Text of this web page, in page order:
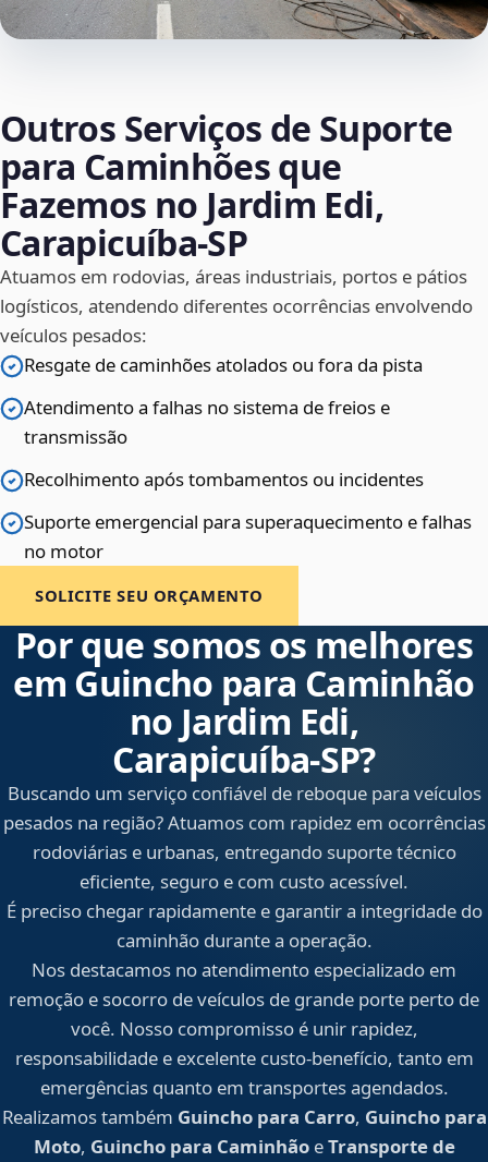
Outros Serviços de Suporte
para Caminhões que
Fazemos no Jardim Edi,
Carapicuíba‑SP
Atuamos em rodovias, áreas industriais, portos e pátios
logísticos, atendendo diferentes ocorrências envolvendo
veículos pesados:
Resgate de caminhões atolados ou fora da pista
Atendimento a falhas no sistema de freios e
transmissão
Recolhimento após tombamentos ou incidentes
Suporte emergencial para superaquecimento e falhas
no motor
SOLICITE SEU ORÇAMENTO
Por que somos os melhores
em Guincho para Caminhão
no Jardim Edi,
Carapicuíba‑SP?
Buscando um serviço confiável de reboque para veículos
pesados na região? Atuamos com rapidez em ocorrências
rodoviárias e urbanas, entregando suporte técnico
eficiente, seguro e com custo acessível.
É preciso chegar rapidamente e garantir a integridade do
caminhão durante a operação.
Nos destacamos no atendimento especializado em
remoção e socorro de veículos de grande porte perto de
você. Nosso compromisso é unir rapidez,
responsabilidade e excelente custo-benefício, tanto em
emergências quanto em transportes agendados.
Realizamos também Guincho para Carro, Guincho para
Moto, Guincho para CaminhãoeTransporte de